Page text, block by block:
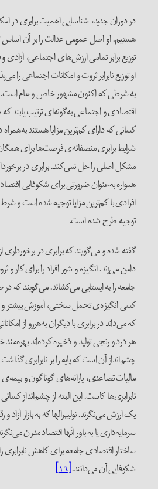
در دوران جدید، شناسایی اهمیت برابری در
هستیم. او اصل عمومی عدالت را بر آن
توزیع برابر تمامی ارزش‌های اجتماعی،
او توزیع نابرابر ثروت و امکانات اجتماعی را
به شرطی که اکنون مشهور خاص و عام است.
اقتصادی و اجتماعی به‌گونه‌ای ترتیب یابند که
کسانی که دارای کم‌ترین مزایا هستند به‌همراه
شرایط برابری منصفانه‌ی فرصت‌ها برای
مشکل اصلی را حل نمی‌کند. برابری در
همواره به‌عنوان ضرورتی برای شکوفایی
افرادی با کم‌ترین مزایا توجیه شده است و شرط
توجیه طرح شده است.
گفته شده و می‌گویند که برابری در برخورداری
دامن می‌زند. انگیزه و شور افراد را برای کار و
جامعه را به ایستایی می‌کشاند. می‌گویند که در
کسی انگیزه‌ی تحمل سختی، آموزش بیشتر و
که می‌داند در برابری با دیگران به‌هر‌رو از
هر درد و رنجی تولید و ذخیره کرده‌اند
چشم‌انداز آن است که پایه را بر نابرابری
مالیات تصاعدی،‌ یارانه‌های گوناگون و بیمه‌‌ی
نابرابری‌ها کاست. این البته از چشم‌انداز
یک ارزش می‌نگرند. نولیبرالها که به بازار آزاد
سرمایه‌داری یا به باور آنها اقتصاد مدرن
ساختار اقتصادی جامعه برای کاهش نابرابری
شکوفایی آن می‌دانند.[۱۹]